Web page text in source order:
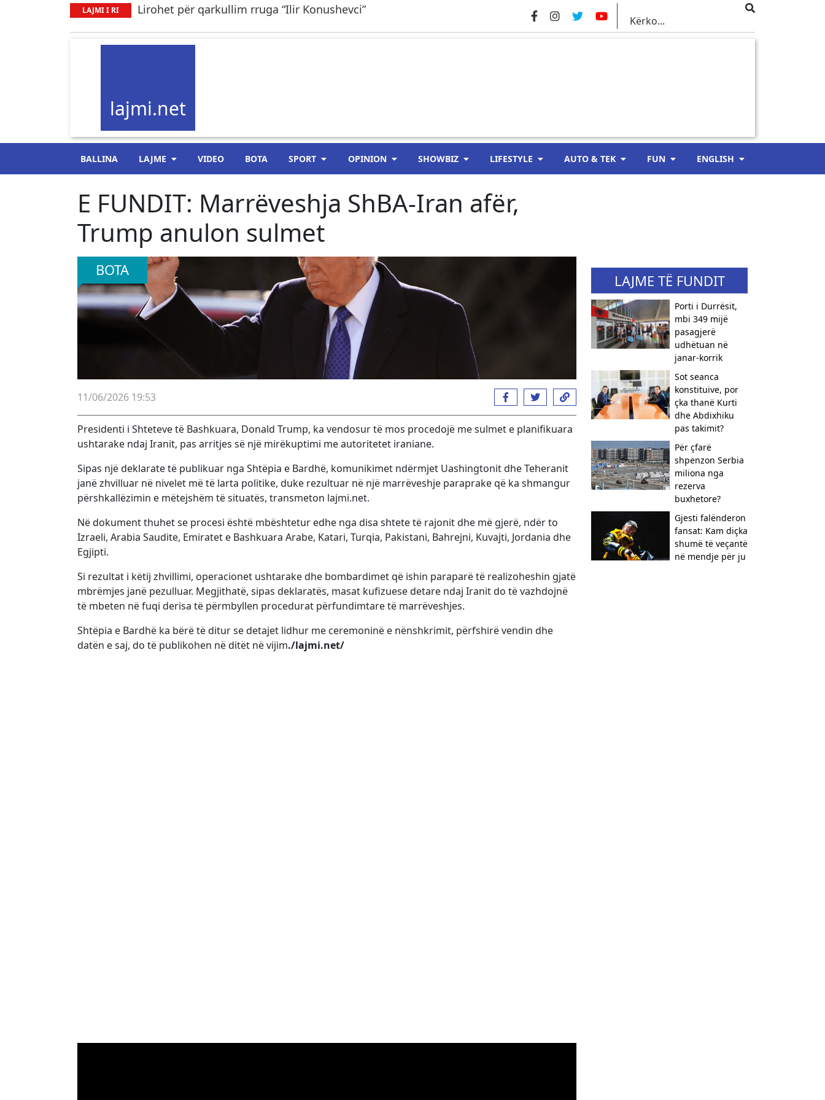
LAJMI I RI Lirohet për qarkullim rruga “Ilir Konushevci”
lajmi.net
BALLINA LAJME VIDEO BOTA SPORT OPINION SHOWBIZ LIFESTYLE AUTO & TEK FUN ENGLISH
E FUNDIT: Marrëveshja ShBA-Iran afër,
Trump anulon sulmet
BOTA
11/06/2026 19:53
Presidenti i Shteteve të Bashkuara, Donald Trump, ka vendosur të mos procedojë me sulmet e planifikuara
ushtarake ndaj Iranit, pas arritjes së një mirëkuptimi me autoritetet iraniane.
Sipas një deklarate të publikuar nga Shtëpia e Bardhë, komunikimet ndërmjet Uashingtonit dhe Teheranit
janë zhvilluar në nivelet më të larta politike, duke rezultuar në një marrëveshje paraprake që ka shmangur
përshkallëzimin e mëtejshëm të situatës, transmeton lajmi.net.
Në dokument thuhet se procesi është mbështetur edhe nga disa shtete të rajonit dhe më gjerë, ndër to
Izraeli, Arabia Saudite, Emiratet e Bashkuara Arabe, Katari, Turqia, Pakistani, Bahrejni, Kuvajti, Jordania dhe
Egjipti.
Si rezultat i këtij zhvillimi, operacionet ushtarake dhe bombardimet që ishin paraparë të realizoheshin gjatë
mbrëmjes janë pezulluar. Megjithatë, sipas deklaratës, masat kufizuese detare ndaj Iranit do të vazhdojnë
të mbeten në fuqi derisa të përmbyllen procedurat përfundimtare të marrëveshjes.
Shtëpia e Bardhë ka bërë të ditur se detajet lidhur me ceremoninë e nënshkrimit, përfshirë vendin dhe
datën e saj, do të publikohen në ditët në vijim./lajmi.net/
LAJME TË FUNDIT
​Porti i Durrësit,
mbi 349 mijë
pasagjerë
udhëtuan në
janar-korrik
Sot seanca
konstituive, por
çka thanë Kurti
dhe Abdixhiku
pas takimit?
Për çfarë
shpenzon Serbia
miliona nga
rezerva
buxhetore?
Gjesti falënderon
fansat: Kam diçka
shumë të veçantë
në mendje për ju